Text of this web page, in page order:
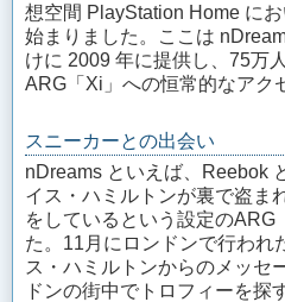
想空間 PlayStation Home に
始まりました。ここは
けに 2009 年に提供し、75万
ARG「Xi」への恒常的なアク
スニーカーとの出会い
nDreams といえば、Reebok
イス・ハミルトンが裏で盗ま
をしているという設定のARG
た。11月にロンドンで行われ
ス・ハミルトンからのメッセ
ドンの街中でトロフィーを探